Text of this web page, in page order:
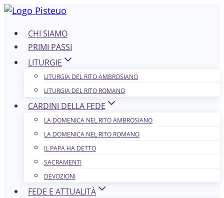
Salta
contenutoCHI SIAMO
PRIMI PASSI
LITURGIE
LITURGIA DEL RITO AMBROSIANO
LITURGIA DEL RITO ROMANO
CARDINI DELLA FEDE
LA DOMENICA NEL R​​​​​​ITO AMBROSIANO
LA DOMENICA NEL RITO ROMANO
IL PAPA HA DETTO
SACRAMENTI
DEVOZIONI
FEDE E ATTUALITÀ